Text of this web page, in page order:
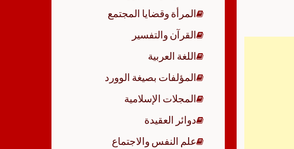
المرأة وقضايا المجتمع
القرآن والتفسير
اللغة العربية
المؤلفات بصيغة الوورد
المجلات الإسلامية
دوائر العقيدة
علم النفس والاجتماع